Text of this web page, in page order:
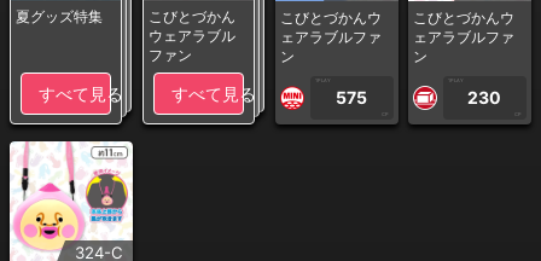
夏グッズ特集
すべて見る
こびとづかん
ウェアラブル
ファン
すべて見る
こびとづかんウ
ェアラブルファ
ン
1PLAY
575
CP
こびとづかんウ
ェアラブルファ
ン
1PLAY
230
CP
324-C